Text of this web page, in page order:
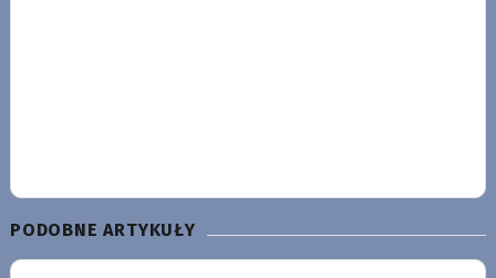
PODOBNE ARTYKUŁY